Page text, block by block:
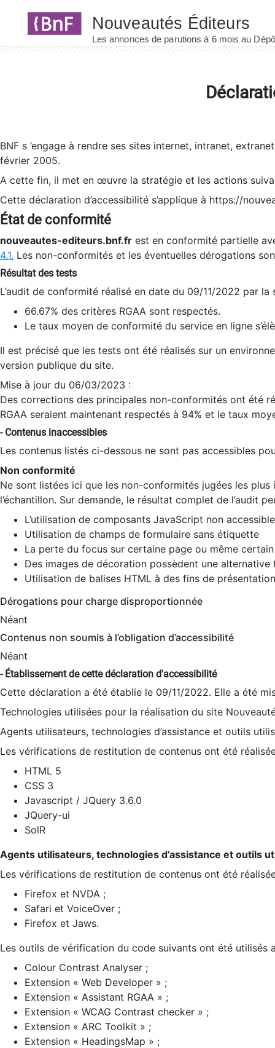
BNF s ’engage à rendre ses sites internet, intranet,
février 2005.
A cette fin, il met en œuvre la stratégie et les actions
Cette déclaration d’accessibilité s’applique à https://
État de conformité
nouveautes-editeurs.bnf.fr est en conformité partielle
4.1. Les non-conformités et les éventuelles dérogations
Résultat des tests
L’audit de conformité réalisé en date du 09/11/2022 par
66.67% des critères RGAA sont respectés.
Le taux moyen de conformité du service en ligne
Il est précisé que les tests ont été réalisés sur un
version publique du site.
Mise à jour du 06/03/2023 :
Des corrections des principales non-conformités ont été
RGAA seraient maintenant respectés à 94% et le taux
- Contenus inaccessibles
Les contenus listés ci-dessous ne sont pas accessibles
Non conformité
Ne sont listées ici que les non-conformités jugées les
l’échantillon. Sur demande, le résultat complet de l’audit
L’utilisation de composants JavaScript non
Utilisation de champs de formulaire sans étiquette
La perte du focus sur certaine page ou même
Des images de décoration possèdent une alternative
Utilisation de balises HTML à des fins de
Dérogations pour charge disproportionnée
Néant
Contenus non soumis à l’obligation d’accessibilité
Néant
- Établissement de cette déclaration d'accessibilité
Cette déclaration a été établie le 09/11/2022. Elle a été
Technologies utilisées pour la réalisation du site
Agents utilisateurs, technologies d’assistance et outils
Les vérifications de restitution de contenus ont été
HTML 5
CSS 3
Javascript / JQuery 3.6.0
JQuery-ui
SolR
Agents utilisateurs, technologies d’assistance et outils
Les vérifications de restitution de contenus ont été
Firefox et NVDA ;
Safari et VoiceOver ;
Firefox et Jaws.
Les outils de vérification du code suivants ont été utilisés
Colour Contrast Analyser ;
Extension « Web Developer » ;
Extension « Assistant RGAA » ;
Extension « WCAG Contrast checker » ;
Extension « ARC Toolkit » ;
Extension « HeadingsMap » ;